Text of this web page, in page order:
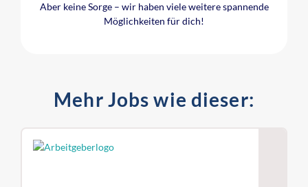
Aber keine Sorge – wir haben viele weitere spannende
Möglichkeiten für dich!
Mehr Jobs wie dieser: